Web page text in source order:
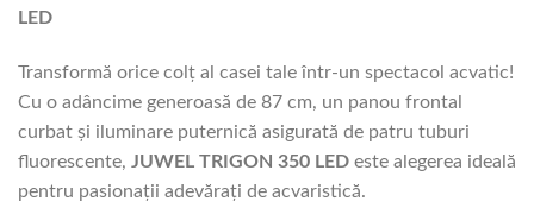
LED
Transformă orice colț al casei tale într-un spectacol acvatic!
Cu o adâncime generoasă de 87 cm, un panou frontal
curbat și iluminare puternică asigurată de patru tuburi
fluorescente, JUWEL TRIGON 350 LED este alegerea ideală
pentru pasionații adevărați de acvaristică.